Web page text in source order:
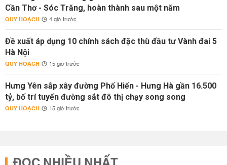
Cần Thơ - Sóc Trăng, hoàn thành sau một năm
QUY HOẠCH 4 giờ trước
Đề xuất áp dụng 10 chính sách đặc thù đầu tư Vành đai 5
Hà Nội
QUY HOẠCH 15 giờ trước
Hưng Yên sắp xây đường Phố Hiến - Hưng Hà gần 16.500
tỷ, bố trí tuyến đường sắt đô thị chạy song song
QUY HOẠCH 15 giờ trước